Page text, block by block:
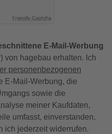
Friendly Captcha
E-Mail-Werbung
von hagebau erhalten. Ich
personenbezogenen
E-Mail-Werbung, die
sowie die
meiner Kaufdaten,
umfasst, einverstanden.
ich jederzeit widerrufen.